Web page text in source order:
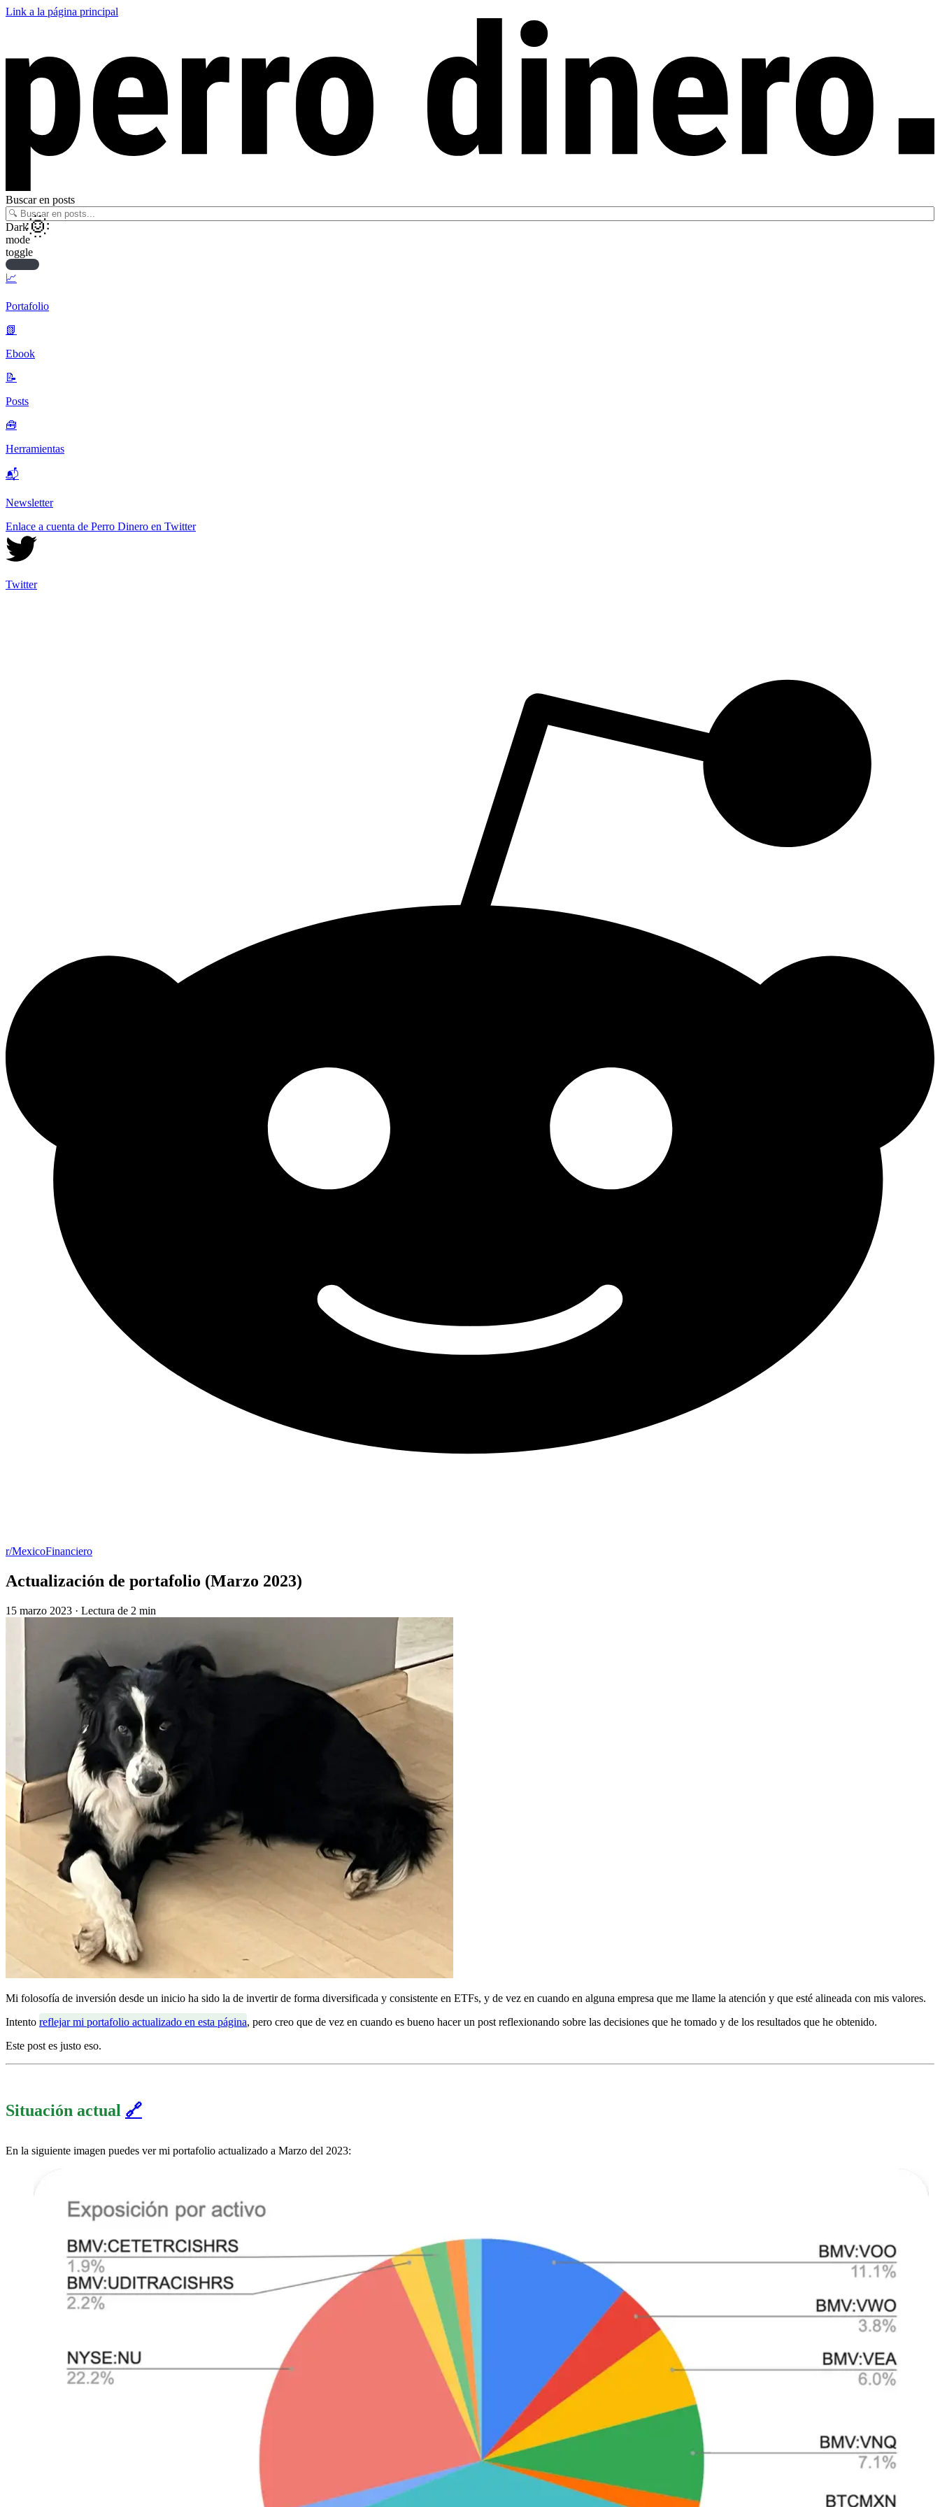
Link a la página principal
Buscar en posts
Dark
mode
toggle
📈
Portafolio
📗
Ebook
📝
Posts
🧰
Herramientas
📬
Newsletter
Enlace a cuenta de Perro Dinero en Twitter
Twitter
r/MexicoFinanciero
Actualización de portafolio (Marzo 2023)
15 marzo 2023 · Lectura de 2 min
Mi folosofía de inversión desde un inicio ha sido la de invertir de forma diversificada y consistente en ETFs, y de vez en cuando en alguna empresa que me llame la atención y que esté alineada con mis valores.
Intento reflejar mi portafolio actualizado en esta página, pero creo que de vez en cuando es bueno hacer un post reflexionando sobre las decisiones que he tomado y de los resultados que he obtenido.
Este post es justo eso.
Situación actual 🔗
En la siguiente imagen puedes ver mi portafolio actualizado a Marzo del 2023: